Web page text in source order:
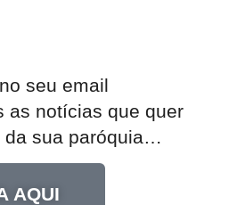
seu email​
as notícias que quer
sua paróquia…
AQUI